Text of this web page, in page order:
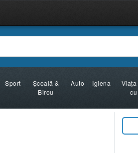
Sport
Şcoală &
Birou
Auto Igiena
Viața